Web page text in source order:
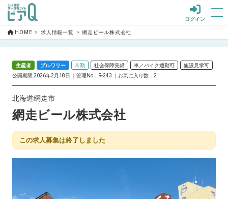
ログイン
HOME 求人情報一覧 網走ビール株式会社
生産者 ブルワリー 常勤 社会保障完備 車／バイク通勤可
施設見学可
公開期限 2026年2月18日
管理No：R-243 お気に入り数：2
北海道網走市
網走ビール株式会社
この求人募集は終了しました